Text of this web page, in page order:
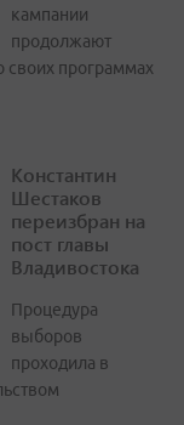
кампании
продолжают
своих программах
Константин
Шестаков
переизбран на
пост главы
Владивостока
Процедура
выборов
проходила в